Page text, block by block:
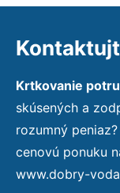
Krtkovanie
skúsených a
rozumný
cenovú ponuku
www.dobry-